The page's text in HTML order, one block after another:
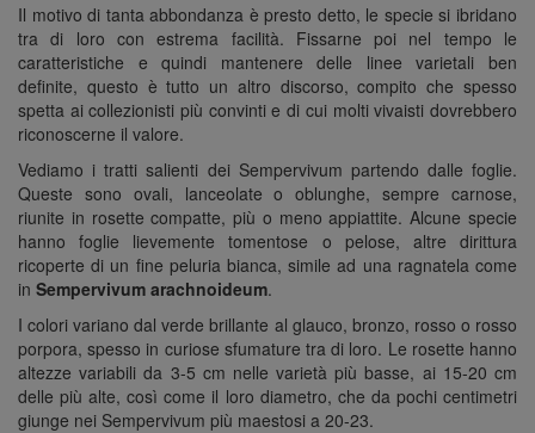
Il motivo di tanta abbondanza è presto detto, le specie si ibridano
tra di loro con estrema facilità. Fissarne poi nel tempo le
caratteristiche e quindi mantenere delle linee varietali ben
definite, questo è tutto un altro discorso, compito che spesso
spetta ai collezionisti più convinti e di cui molti vivaisti dovrebbero
riconoscerne il valore.
Vediamo i tratti salienti dei Sempervivum partendo dalle foglie.
Queste sono ovali, lanceolate o oblunghe, sempre carnose,
riunite in rosette compatte, più o meno appiattite. Alcune specie
hanno foglie lievemente tomentose o pelose, altre dirittura
ricoperte di un fine peluria bianca, simile ad una ragnatela come
in Sempervivum arachnoideum.
I colori variano dal verde brillante al glauco, bronzo, rosso o rosso
porpora, spesso in curiose sfumature tra di loro. Le rosette hanno
altezze variabili da 3-5 cm nelle varietà più basse, ai 15-20 cm
delle più alte, così come il loro diametro, che da pochi centimetri
giunge nei Sempervivum più maestosi a 20-23.